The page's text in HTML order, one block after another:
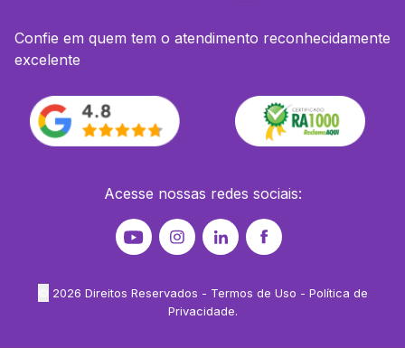
Confie em quem tem o atendimento reconhecidamente
excelente
Acesse nossas redes sociais:
2026 Direitos Reservados - Termos de Uso - Política de
Privacidade.